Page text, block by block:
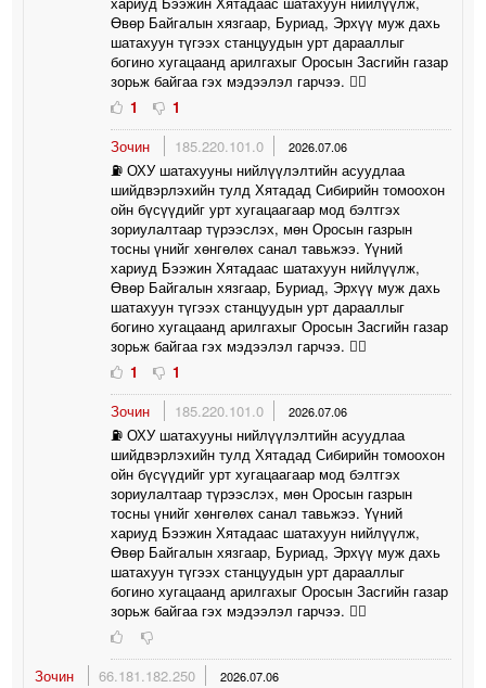
Өвөр Байгалын хязгаар, Буриад, Эрхүү муж дахь
шатахуун түгээх станцуудын урт дарааллыг
богино хугацаанд арилгахыг Оросын Засгийн газар
зорьж байгаа гэх мэдээлэл гарчээ. 🤦‍♀️
1
1
Зочин
185.220.101.0 2026.07.06
⛽️ ОХУ шатахууны нийлүүлэлтийн асуудлаа
шийдвэрлэхийн тулд Хятадад Сибирийн томоохон
ойн бүсүүдийг урт хугацаагаар мод бэлтгэх
зориулалтаар түрээслэх, мөн Оросын газрын
тосны үнийг хөнгөлөх санал тавьжээ. Үүний
хариуд Бээжин Хятадаас шатахуун нийлүүлж,
Өвөр Байгалын хязгаар, Буриад, Эрхүү муж дахь
шатахуун түгээх станцуудын урт дарааллыг
богино хугацаанд арилгахыг Оросын Засгийн газар
зорьж байгаа гэх мэдээлэл гарчээ. 🤦‍♀️
1
1
Зочин
185.220.101.0 2026.07.06
⛽️ ОХУ шатахууны нийлүүлэлтийн асуудлаа
шийдвэрлэхийн тулд Хятадад Сибирийн томоохон
ойн бүсүүдийг урт хугацаагаар мод бэлтгэх
зориулалтаар түрээслэх, мөн Оросын газрын
тосны үнийг хөнгөлөх санал тавьжээ. Үүний
хариуд Бээжин Хятадаас шатахуун нийлүүлж,
Өвөр Байгалын хязгаар, Буриад, Эрхүү муж дахь
шатахуун түгээх станцуудын урт дарааллыг
богино хугацаанд арилгахыг Оросын Засгийн газар
зорьж байгаа гэх мэдээлэл гарчээ. 🤦‍♀️
Зочин 66.181.182.250 2026.07.06